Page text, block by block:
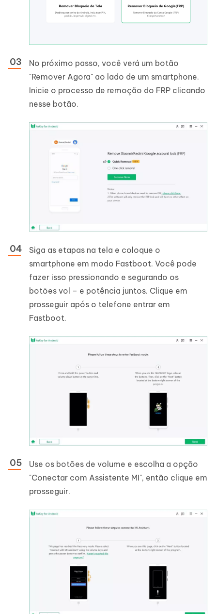
No próximo passo, você verá um botão
"Remover Agora" ao lado de um smartphone.
Inicie o processo de remoção do FRP clicando
nesse botão.
Siga as etapas na tela e coloque o
smartphone em modo Fastboot. Você pode
fazer isso pressionando e segurando os
botões vol – e potência juntos. Clique em
prosseguir após o telefone entrar em
Fastboot.
Use os botões de volume e escolha a opção
"Conectar com Assistente MI", então clique em
prosseguir.